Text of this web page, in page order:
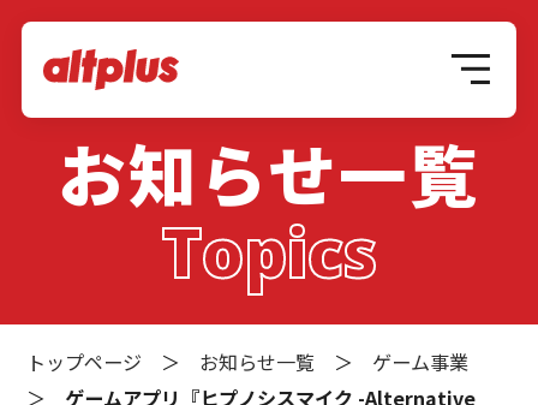
お知らせ一覧
Topics
トップページ ＞ お知らせ一覧 ＞ ゲーム事業
＞ ゲームアプリ『ヒプノシスマイク -Alternative